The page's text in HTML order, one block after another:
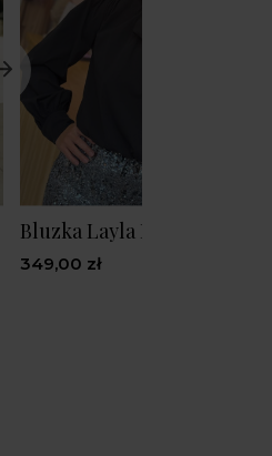
Bluzka Layla Black
349,00 zł